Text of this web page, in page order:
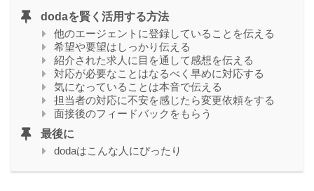
dodaを賢く活用する方法
他のエージェントに登録していることを伝える
希望や要望はしっかり伝える
紹介された求人に目を通して感想を伝える
対応が必要なことはなるべく早めに対応する
気になっていることは本音で伝える
担当者の対応に不安を感じたら変更依頼をする
面接後のフィードバックをもらう
最後に
dodaはこんな人にぴったり